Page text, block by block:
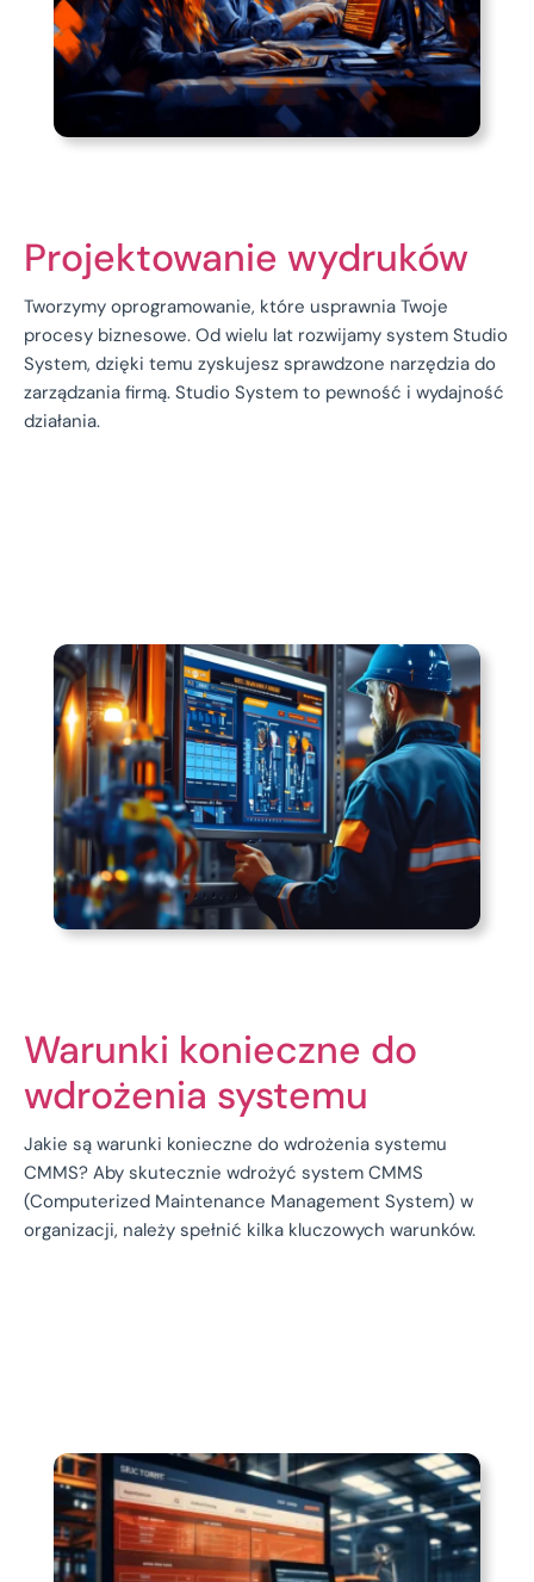
Projektowanie wydruków
Tworzymy oprogramowanie, które usprawnia Twoje
procesy biznesowe. Od wielu lat rozwijamy system Studio
System, dzięki temu zyskujesz sprawdzone narzędzia do
zarządzania firmą. Studio System to pewność i wydajność
działania.
Warunki konieczne do
wdrożenia systemu
Jakie są warunki konieczne do wdrożenia systemu
CMMS? Aby skutecznie wdrożyć system CMMS
(Computerized Maintenance Management System) w
organizacji, należy spełnić kilka kluczowych warunków.